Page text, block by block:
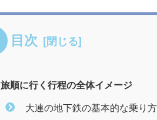
目次
旅順に行く行程の全体イメージ
大連の地下鉄の基本的な乗り